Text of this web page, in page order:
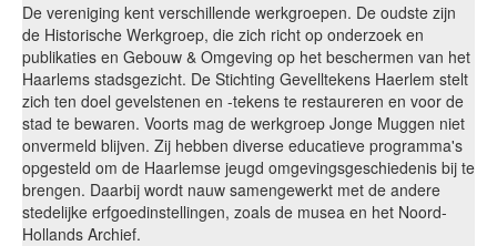
De vereniging kent verschillende werkgroepen. De oudste zijn
de Historische Werkgroep, die zich richt op onderzoek en
publikaties en Gebouw & Omgeving op het beschermen van het
Haarlems stadsgezicht. De Stichting Gevelltekens Haerlem stelt
zich ten doel gevelstenen en -tekens te restaureren en voor de
stad te bewaren. Voorts mag de werkgroep Jonge Muggen niet
onvermeld blijven. Zij hebben diverse educatieve programma's
opgesteld om de Haarlemse jeugd omgevingsgeschiedenis bij te
brengen. Daarbij wordt nauw samengewerkt met de andere
stedelijke erfgoedinstellingen, zoals de musea en het Noord-
Hollands Archief.